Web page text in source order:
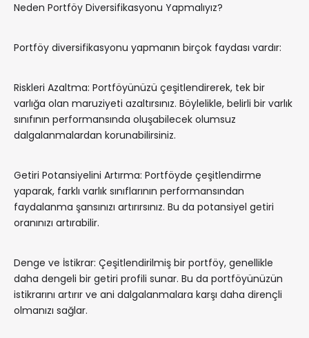
Neden Portföy Diversifikasyonu Yapmalıyız?
Portföy diversifikasyonu yapmanın birçok faydası vardır:
Riskleri Azaltma: Portföyünüzü çeşitlendirerek, tek bir
varlığa olan maruziyeti azaltırsınız. Böylelikle, belirli bir varlık
sınıfının performansında oluşabilecek olumsuz
dalgalanmalardan korunabilirsiniz.
Getiri Potansiyelini Artırma: Portföyde çeşitlendirme
yaparak, farklı varlık sınıflarının performansından
faydalanma şansınızı artırırsınız. Bu da potansiyel getiri
oranınızı artırabilir.
Denge ve İstikrar: Çeşitlendirilmiş bir portföy, genellikle
daha dengeli bir getiri profili sunar. Bu da portföyünüzün
istikrarını artırır ve ani dalgalanmalara karşı daha dirençli
olmanızı sağlar.